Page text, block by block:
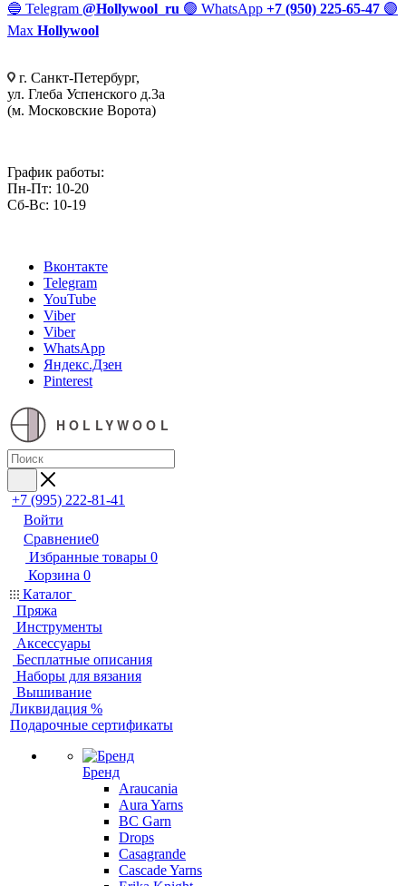
🔵 Telegram @Hollywool_ru 🟢 WhatsApp +7 (950) 225-65-47 🟣
Max Hollywool
г. Санкт-Петербург,
ул. Глеба Успенского д.3а
(м. Московские Ворота)
График работы:
Пн-Пт: 10-20
Сб-Вс: 10-19
Вконтакте
Telegram
YouTube
Viber
Viber
WhatsApp
Яндекс.Дзен
Pinterest
HOLLYWOOL
+7 (995) 222-81-41
Войти
Сравнение0
Избранные товары 0
Корзина 0
Каталог
Пряжа
Инструменты
Аксессуары
Бесплатные описания
Наборы для вязания
Вышивание
Ликвидация %
Подарочные сертификаты
Бренд
Araucania
Aura Yarns
BC Garn
Drops
Casagrande
Cascade Yarns